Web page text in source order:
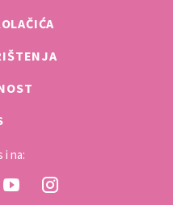
i na: